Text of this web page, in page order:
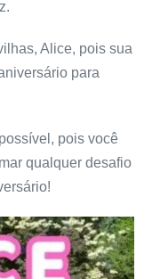
Alice, pois sua
para
pois você
qualquer desafio